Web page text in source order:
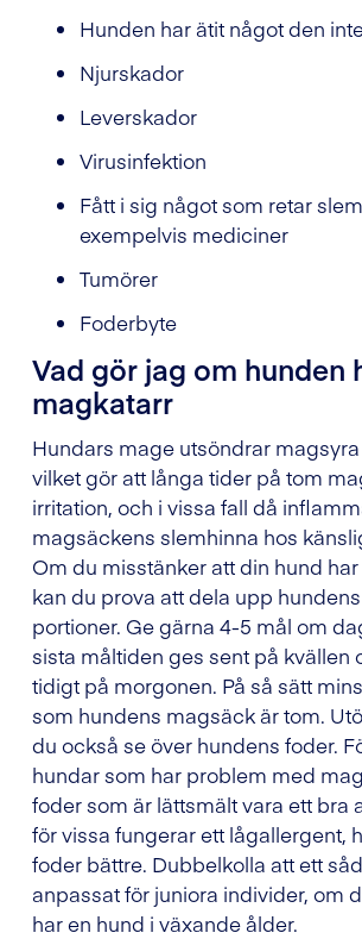
Hunden har ätit något den
Njurskador
Leverskador
Virusinfektion
Fått i sig något som retar
exempelvis mediciner
Tumörer
Foderbyte
Vad gör jag om hunden
magkatarr
Hundars mage utsöndrar
vilket gör att långa tider på tom
irritation, och i vissa fall då
magsäckens slemhinna hos
Om du misstänker att din hund
kan du prova att dela upp
portioner. Ge gärna 4-5 mål om
sista måltiden ges sent på kvällen
tidigt på morgonen. På så sätt
som hundens magsäck är tom.
du också se över hundens foder.
hundar som har problem med
foder som är lättsmält vara ett bra
för vissa fungerar ett lågallergent,
foder bättre. Dubbelkolla att ett
anpassat för juniora individer, om
har en hund i växande ålder.